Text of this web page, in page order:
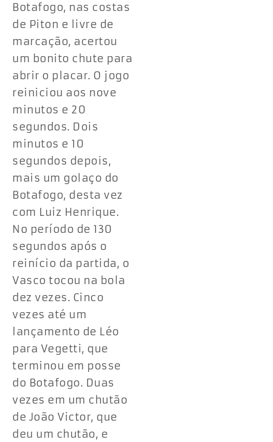
Botafogo, nas costas
de Piton e livre de
marcação, acertou
um bonito chute para
abrir o placar. O jogo
reiniciou aos nove
minutos e 20
segundos. Dois
minutos e 10
segundos depois,
mais um golaço do
Botafogo, desta vez
com Luiz Henrique.
No período de 130
segundos após o
reinício da partida, o
Vasco tocou na bola
dez vezes. Cinco
vezes até um
lançamento de Léo
para Vegetti, que
terminou em posse
do Botafogo. Duas
vezes em um chutão
de João Victor, que
deu um chutão, e